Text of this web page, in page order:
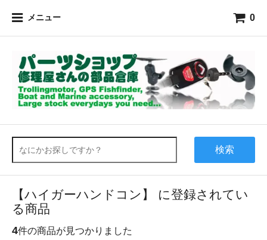
メニュー 0
検索
【ハイガーハンドコン】 に登録されてい
る商品
4件の商品が見つかりました